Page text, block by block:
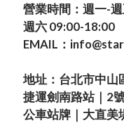
營業時間：週一-
週六 09:00-18:00
EMAIL：
地址：台北市中山
捷運劍南路站｜2
公車站牌｜大直美